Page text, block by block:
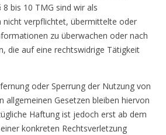
bis 10 TMG sind wir als
nicht verpflichtet, übermittelte oder
zu überwachen oder nach
die auf eine rechtswidrige Tätigkeit
oder Sperrung der Nutzung von
allgemeinen Gesetzen bleiben hiervon
Haftung ist jedoch erst ab dem
konkreten Rechtsverletzung